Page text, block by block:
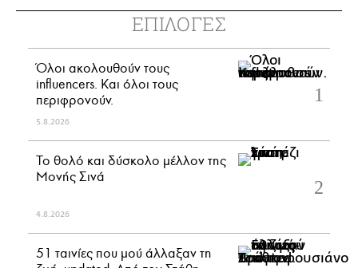
ΕΠΙΛΟΓΕΣ
Όλοι ακολουθούν τους
influencers. Και όλοι τους
περιφρονούν.
5.8.2026
Το θολό και δύσκολο μέλλον της
Μονής Σινά
4.8.2026
51 ταινίες που μού άλλαξαν τη